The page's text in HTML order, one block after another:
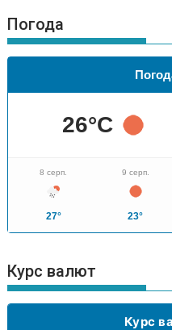
Погода
26°C
8 серп.
27°
9 серп.
23°
Курс валют
Курс